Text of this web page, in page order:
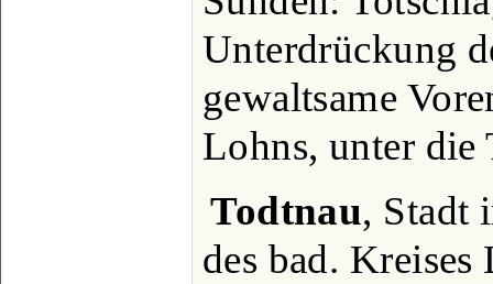
Unterdrückung
gewaltsame
Lohns, unter die
Todtnau, Stadt
des bad.